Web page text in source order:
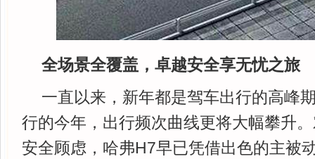
全场景全覆盖，卓越安全享无忧之旅
一直以来，新年都是驾车出行的高峰
行的今年，出行频次曲线更将大幅攀升
安全顾虑，哈弗H7早已凭借出色的主被